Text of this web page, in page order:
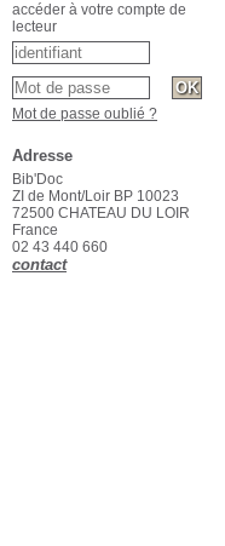
accéder à votre compte de
lecteur
Mot de passe oublié ?
Adresse
Bib'Doc
ZI de Mont/Loir BP 10023
72500 CHATEAU DU LOIR
France
02 43 440 660
contact